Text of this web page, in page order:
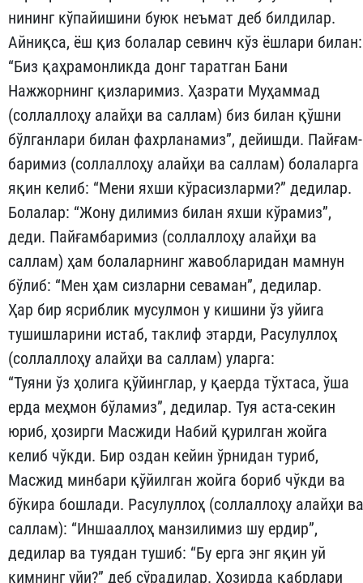
ни­нинг кўпайишини буюк неъмат деб билдилар.
Айниқса, ёш қиз болалар севинч кўз ёшлари билан:
“Биз қаҳрамонликда донг таратган Бани
Нажжорнинг қиз­ла­римиз. Ҳазрати Муҳаммад
(соллаллоҳу алайҳи ва саллам) биз би­лан қўшни
бўлганлари билан фахрланамиз”, дейишди. Пайғам­
баримиз (соллаллоҳу алайҳи ва саллам) болаларга
яқин келиб: “Мени яхши кўрасизларми?” дедилар.
Болалар: “Жону дилимиз билан яхши кўрамиз”,
деди. Пайғамбаримиз (соллаллоҳу алайҳи ва
саллам) ҳам болаларнинг жавобларидан мамнун
бўлиб: “Мен ҳам сизларни севаман”, дедилар.
Ҳар бир ясриблик мусулмон у кишини ўз уйига
тушишларини истаб, таклиф этарди, Расулуллоҳ
(соллаллоҳу алайҳи ва саллам) уларга:
“Туяни ўз ҳолига қўйинглар, у қаерда тўхтаса, ўша
ерда меҳ­мон бўламиз”, дедилар. Туя аста-секин
юриб, ҳозирги Масжиди Набий қурилган жойга
келиб чўкди. Бир оздан кейин ўрнидан ту­риб,
Масжид минбари қўйилган жойга бориб чўкди ва
бўкира бош­лади. Расулуллоҳ (соллаллоҳу алайҳи ва
саллам): “Иншааллоҳ ман­зилимиз шу ердир”,
дедилар ва туядан тушиб: “Бу ерга энг яқин уй
кимнинг уйи?” деб сўрадилар. Ҳозирда қабрлари